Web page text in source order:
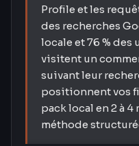
Profile et les
des recherches
locale et 76 %
visitent un
suivant leur
positionnent vos
pack local en 2 à 4
méthode